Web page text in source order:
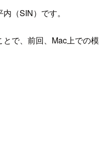
（SIN）です。
で、前回、Mac上での模